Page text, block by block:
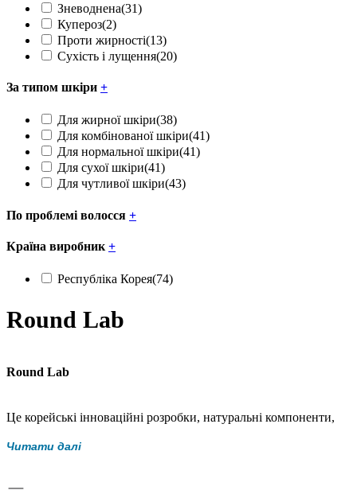
Зневоднена(31)
Купероз(2)
Проти жирності(13)
Сухість і лущення(20)
За типом шкіри +
Для жирної шкіри(38)
Для комбінованої шкіри(41)
Для нормальної шкіри(41)
Для сухої шкіри(41)
Для чутливої шкіри(43)
По проблемі волосся +
Країна виробник +
Республіка Корея(74)
Round Lab
Round Lab
Це корейські інноваційні розробки, натуральні компоненти,
Читати далі